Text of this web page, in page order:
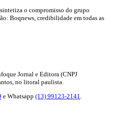
o compromisso do grupo
Boqnews, credibilidade em todas as
Jornal e Editora (CNPJ
no litoral paulista.
e Whatsapp (13) 99123-2141